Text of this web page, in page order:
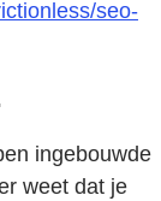
seo-
ingebouwde
weet dat je